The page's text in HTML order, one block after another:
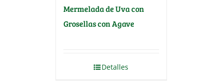
Mermelada de Uva con
Grosellas con Agave
Detalles